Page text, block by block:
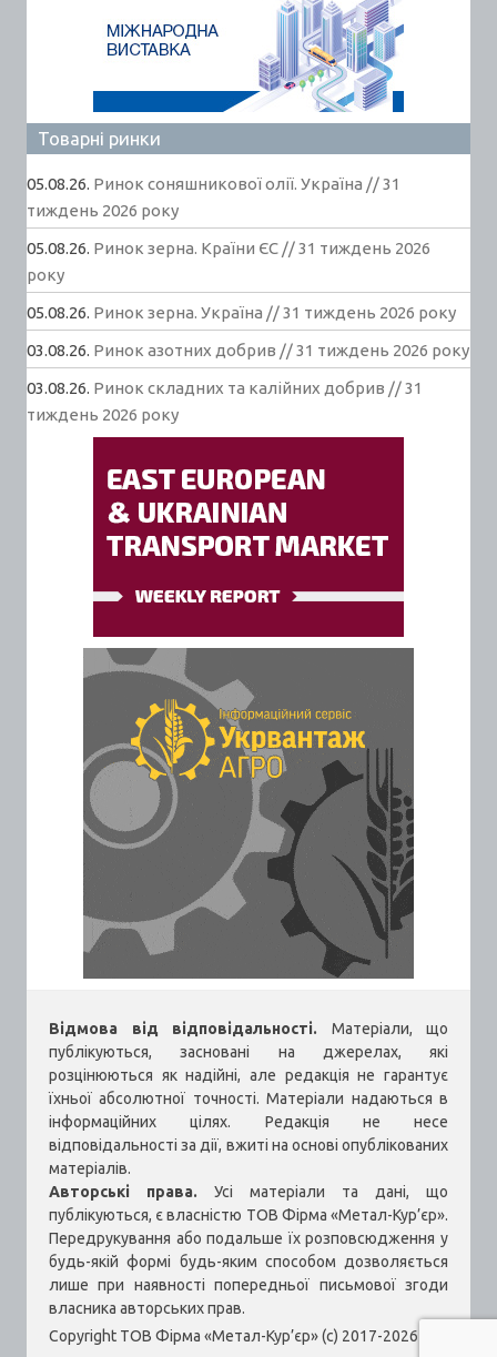
Товарні ринки
05.08.26. Ринок соняшникової олії. Україна // 31
тиждень 2026 року
05.08.26. Ринок зерна. Країни ЄС // 31 тиждень 2026
року
05.08.26. Ринок зерна. Україна // 31 тиждень 2026 року
03.08.26. Ринок азотних добрив // 31 тиждень 2026 року
03.08.26. Ринок складних та калійних добрив // 31
тиждень 2026 року
Відмова від відповідальності. Матеріали, що
публікуються, засновані на джерелах, які
розцінюються як надійні, але редакція не гарантує
їхньої абсолютної точності. Матеріали надаються в
інформаційних цілях. Редакція не несе
відповідальності за дії, вжиті на основі опублікованих
матеріалів.
Авторські права. Усі матеріали та дані, що
публікуються, є власністю ТОВ Фірма «Метал-Кур’єр».
Передрукування або подальше їх розповсюдження у
будь-якій формі будь-яким способом дозволяється
лише при наявності попередньої письмової згоди
власника авторських прав.
Copyright ТОВ Фірма «Метал-Кур’єр» (c) 2017-2026